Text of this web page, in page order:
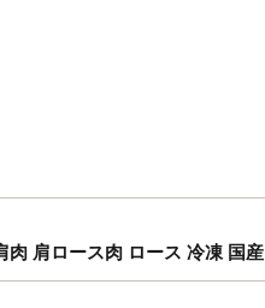
肉 肩ロース肉 ロース 冷凍 国産